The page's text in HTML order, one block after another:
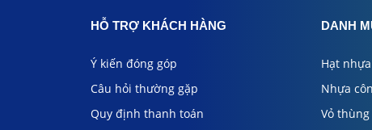
HỖ TRỢ KHÁCH HÀNG
Ý kiến đóng góp
Câu hỏi thường gặp
Quy định thanh toán
DANH
Hạt
Nhựa
Vỏ